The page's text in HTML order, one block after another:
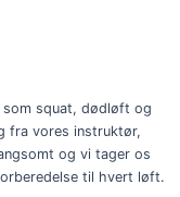
som squat, dødløft og
fra vores instruktør,
og vi tager os
til hvert løft.